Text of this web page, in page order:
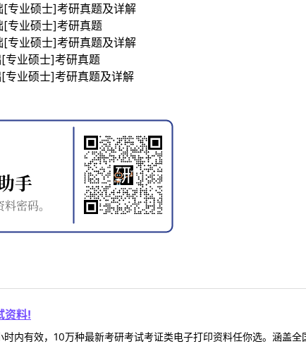
专业硕士]考研真题及详解
专业硕士]考研真题
专业硕士]考研真题及详解
专业硕士]考研真题
专业硕士]考研真题及详解
资料!
时内有效，10万种最新考研考试考证类电子打印资料任你选。涵盖